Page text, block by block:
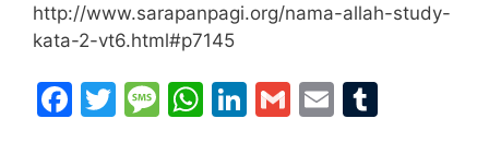
http://www.sarapanpagi.org/nama-allah-study-
kata-2-vt6.html#p7145
F
T
M W Li G
E